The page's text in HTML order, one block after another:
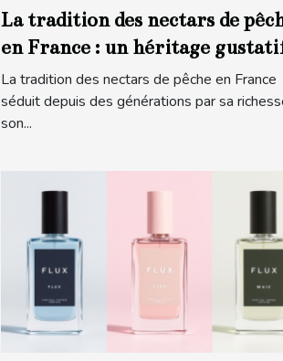
La tradition des nectars de
en France : un héritage
La tradition des nectars de pêche en France
séduit depuis des générations par sa
son...